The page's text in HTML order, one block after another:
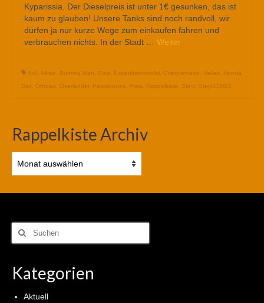
Kyparissia. Der Dieselpreis ist unter 1€ gesunken, das ist
kaum zu glauben! Unsere Tanks sind noch randvoll, wir
dürfen ja nur kurze Wege zum einkaufen fahren und
verbrauchen nichts. In der Stadt … Weiter
4x4 Allrad Burning Man Elea Expeditionsmobil Griechenland Hellas
Honda
Dax
Offroad Overlander, Peloponnes Piste Rappelkiste Steyr, Steyr12M18
Rappelkiste Archiv
Archiv
Suchen
nach:
Kategorien
Aktuell